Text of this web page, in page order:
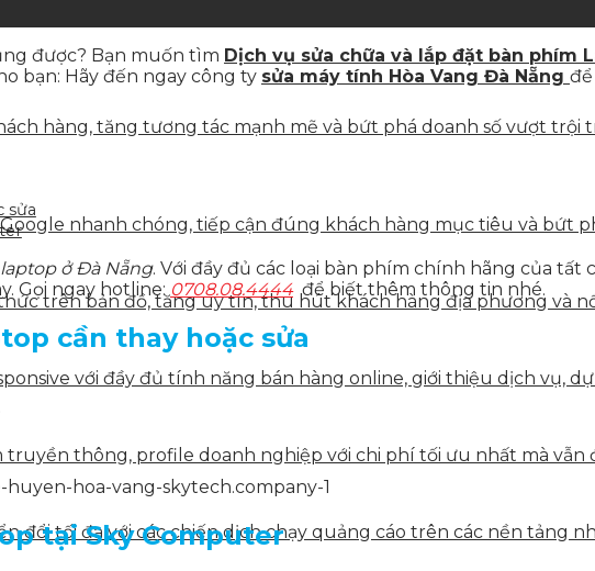
hàng, tăng tương tác mạnh mẽ và bứt phá doanh số vượt trội
nhanh chóng, tiếp cận đúng khách hàng mục tiêu và bứt
trên bản đồ, tăng uy tín, thu hút khách hàng địa phương và
với đầy đủ tính năng bán hàng online, giới thiệu dịch vụ, dự
thông, profile doanh nghiệp với chi phí tối ưu nhất mà vẫn
đổi tối đa với các chiến dịch chạy quảng cáo trên các nền tảng
được? Bạn muốn tìm Dịch vụ sửa chữa và lắp đặt bàn phím
bạn: Hãy đến ngay công ty sửa máy tính Hòa Vang Đà Nẵng
sửa
ở Đà Nẵng. Với đầy đủ các loại bàn phím chính hãng của tất
Gọi ngay hotline:0708.08.4444 để biết thêm thông tin nhé.
cần thay hoặc sửa
tại Sky Computer